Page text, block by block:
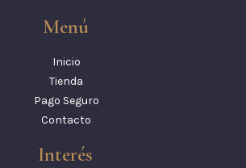
Menú
Inicio
Tienda
Pago Seguro
Contacto
Interés